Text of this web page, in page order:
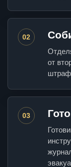
02
от
03